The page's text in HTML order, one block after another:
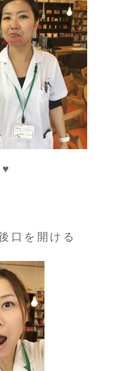
口を開ける